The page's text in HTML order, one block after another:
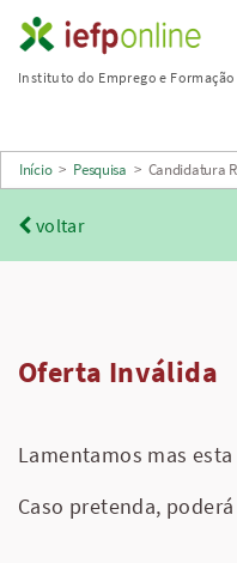
Saltar
para
principal
Instituto do Emprego e
Início > Pesquisa > Candidatura
voltar
Oferta Inválida
Lamentamos mas
Caso pretenda,